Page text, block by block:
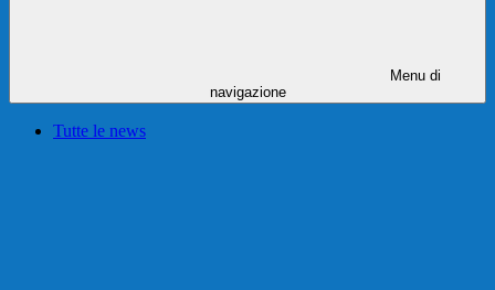
Menu di
navigazione
Tutte le news